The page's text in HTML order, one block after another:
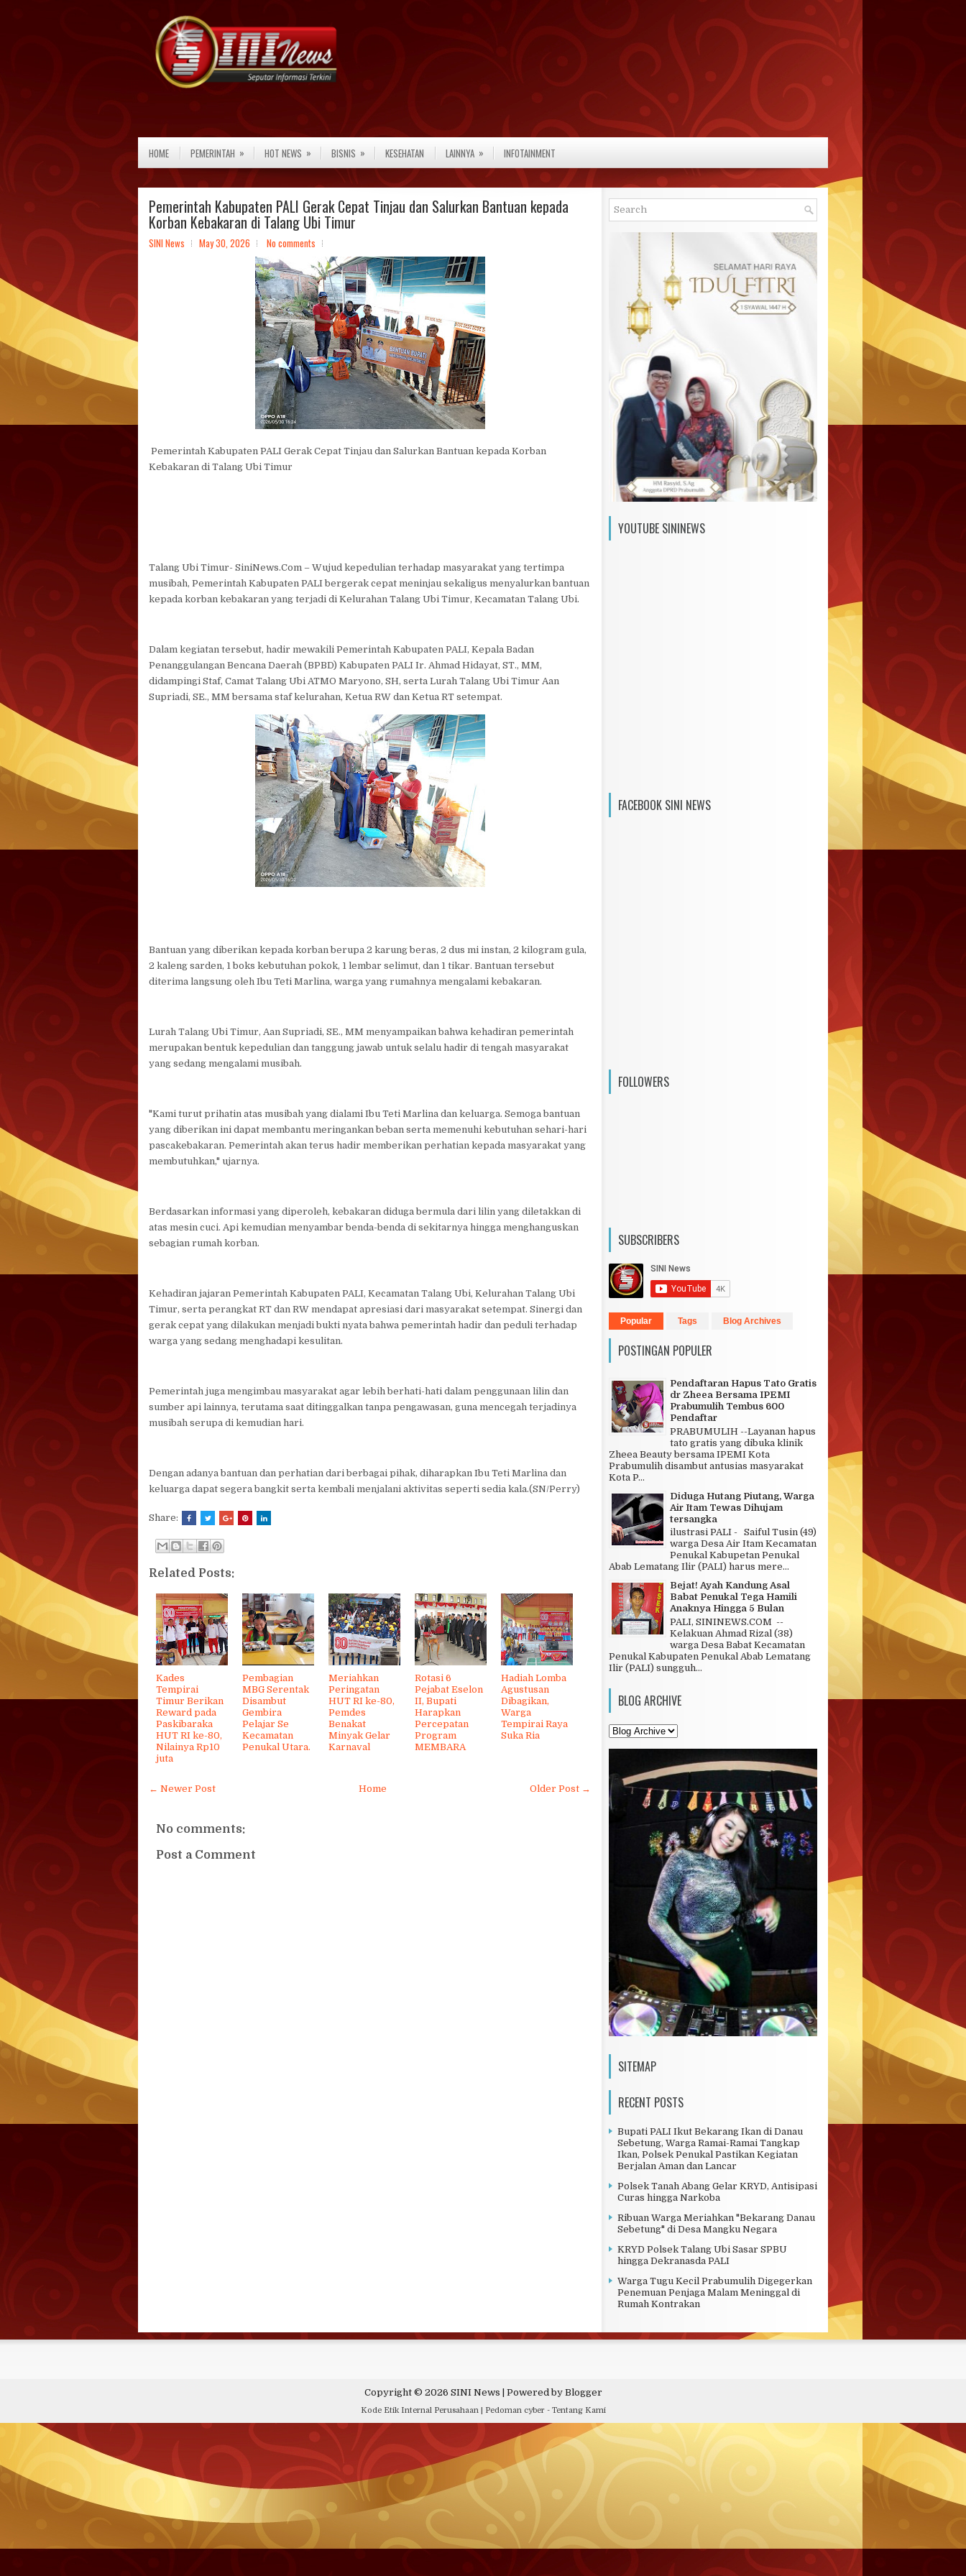
HOME PEMERINTAH » HOT NEWS » BISNIS » KESEHATAN LAINNYA » INFOTAINMENT
Pemerintah Kabupaten PALI Gerak Cepat Tinjau dan Salurkan Bantuan kepada
Korban Kebakaran di Talang Ubi Timur
SINI News May 30, 2026 No comments
Pemerintah Kabupaten PALI Gerak Cepat Tinjau dan Salurkan Bantuan kepada Korban
Kebakaran di Talang Ubi Timur
Talang Ubi Timur- SiniNews.Com – Wujud kepedulian terhadap masyarakat yang tertimpa
musibah, Pemerintah Kabupaten PALI bergerak cepat meninjau sekaligus menyalurkan bantuan
kepada korban kebakaran yang terjadi di Kelurahan Talang Ubi Timur, Kecamatan Talang Ubi.
Dalam kegiatan tersebut, hadir mewakili Pemerintah Kabupaten PALI, Kepala Badan
Penanggulangan Bencana Daerah (BPBD) Kabupaten PALI Ir. Ahmad Hidayat, ST., MM,
didampingi Staf, Camat Talang Ubi ATMO Maryono, SH, serta Lurah Talang Ubi Timur Aan
Supriadi, SE., MM bersama staf kelurahan, Ketua RW dan Ketua RT setempat.
Bantuan yang diberikan kepada korban berupa 2 karung beras, 2 dus mi instan, 2 kilogram gula,
2 kaleng sarden, 1 boks kebutuhan pokok, 1 lembar selimut, dan 1 tikar. Bantuan tersebut
diterima langsung oleh Ibu Teti Marlina, warga yang rumahnya mengalami kebakaran.
Lurah Talang Ubi Timur, Aan Supriadi, SE., MM menyampaikan bahwa kehadiran pemerintah
merupakan bentuk kepedulian dan tanggung jawab untuk selalu hadir di tengah masyarakat
yang sedang mengalami musibah.
"Kami turut prihatin atas musibah yang dialami Ibu Teti Marlina dan keluarga. Semoga bantuan
yang diberikan ini dapat membantu meringankan beban serta memenuhi kebutuhan sehari-hari
pascakebakaran. Pemerintah akan terus hadir memberikan perhatian kepada masyarakat yang
membutuhkan," ujarnya.
Berdasarkan informasi yang diperoleh, kebakaran diduga bermula dari lilin yang diletakkan di
atas mesin cuci. Api kemudian menyambar benda-benda di sekitarnya hingga menghanguskan
sebagian rumah korban.
Kehadiran jajaran Pemerintah Kabupaten PALI, Kecamatan Talang Ubi, Kelurahan Talang Ubi
Timur, serta perangkat RT dan RW mendapat apresiasi dari masyarakat setempat. Sinergi dan
gerak cepat yang dilakukan menjadi bukti nyata bahwa pemerintah hadir dan peduli terhadap
warga yang sedang menghadapi kesulitan.
Pemerintah juga mengimbau masyarakat agar lebih berhati-hati dalam penggunaan lilin dan
sumber api lainnya, terutama saat ditinggalkan tanpa pengawasan, guna mencegah terjadinya
musibah serupa di kemudian hari.
Dengan adanya bantuan dan perhatian dari berbagai pihak, diharapkan Ibu Teti Marlina dan
keluarga dapat segera bangkit serta kembali menjalani aktivitas seperti sedia kala.(SN/Perry)
Share:
Related Posts:
Kades
Tempirai
Timur Berikan
Reward pada
Paskibaraka
HUT RI ke-80,
Nilainya Rp10
juta
Pembagian
MBG Serentak
Disambut
Gembira
Pelajar Se
Kecamatan
Penukal Utara.
Meriahkan
Peringatan
HUT RI ke-80,
Pemdes
Benakat
Minyak Gelar
Karnaval
Rotasi 6
Pejabat Eselon
II, Bupati
Harapkan
Percepatan
Program
MEMBARA
Hadiah Lomba
Agustusan
Dibagikan,
Warga
Tempirai Raya
Suka Ria
← Newer Post Older Post →
Home
No comments:
Post a Comment
YOUTUBE SININEWS
FACEBOOK SINI NEWS
FOLLOWERS
SUBSCRIBERS
Popular Tags Blog Archives
POSTINGAN POPULER
Pendaftaran Hapus Tato Gratis
dr Zheea Bersama IPEMI
Prabumulih Tembus 600
Pendaftar
PRABUMULIH --Layanan hapus
tato gratis yang dibuka klinik
Zheea Beauty bersama IPEMI Kota
Prabumulih disambut antusias masyarakat
Kota P...
Diduga Hutang Piutang, Warga
Air Itam Tewas Dihujam
tersangka
ilustrasi PALI - Saiful Tusin (49)
warga Desa Air Itam Kecamatan
Penukal Kabupetan Penukal
Abab Lematang Ilir (PALI) harus mere...
Bejat! Ayah Kandung Asal
Babat Penukal Tega Hamili
Anaknya Hingga 5 Bulan
PALI, SININEWS.COM --
Kelakuan Ahmad Rizal (38)
warga Desa Babat Kecamatan
Penukal Kabupaten Penukal Abab Lematang
Ilir (PALI) sungguh...
BLOG ARCHIVE
SITEMAP
RECENT POSTS
Bupati PALI Ikut Bekarang Ikan di Danau
Sebetung, Warga Ramai-Ramai Tangkap
Ikan, Polsek Penukal Pastikan Kegiatan
Berjalan Aman dan Lancar
Polsek Tanah Abang Gelar KRYD, Antisipasi
Curas hingga Narkoba
Ribuan Warga Meriahkan "Bekarang Danau
Sebetung" di Desa Mangku Negara
KRYD Polsek Talang Ubi Sasar SPBU
hingga Dekranasda PALI
Warga Tugu Kecil Prabumulih Digegerkan
Penemuan Penjaga Malam Meninggal di
Rumah Kontrakan
Copyright © 2026 SINI News | Powered by Blogger
Kode Etik Internal Perusahaan| Pedoman cyber- Tentang Kami